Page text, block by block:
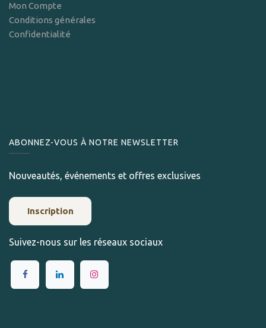
Mon Compte
Conditions générales
Confidentialité
ABONNEZ-VOUS À NOTRE NEWSLETTER
Nouveautés, événements et offres exclusives
Inscription
Suivez-nous sur les réseaux sociaux